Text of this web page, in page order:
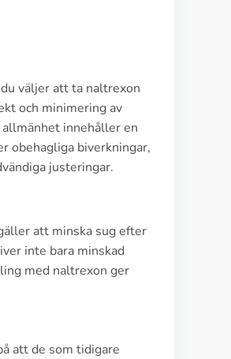
väljer att ta naltrexon
och minimering av
innehåller en
obehagliga biverkningar,
justeringar.
att minska sug efter
inte bara minskad
med naltrexon ger
att de som tidigare